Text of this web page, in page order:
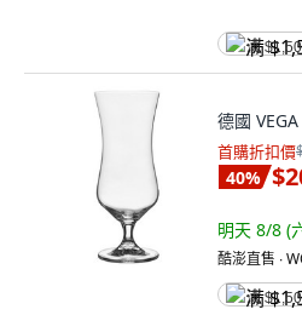
满
德國
首購折扣價
40%
明天 8/8 (
酷澎直售 ∙
满